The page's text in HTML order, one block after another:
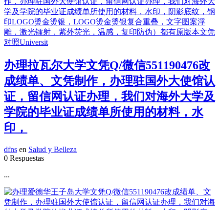
办理拉瓦尔大学文凭Q/微信551190476改
成绩单、文凭制作，办理驻国外大使馆认
证，留信网认证办理，我们对海外大学及
学院的毕业证成绩单所使用的材料，水
印，
dfns en Salud y Belleza
0 Respuestas
...